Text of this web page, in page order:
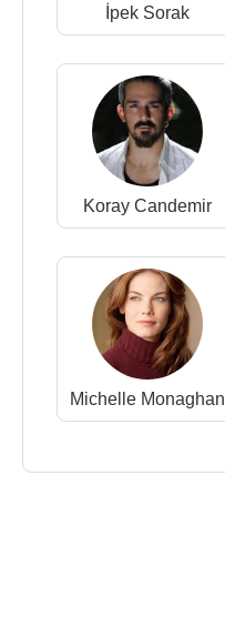
İpek Sorak
Koray Candemir
Michelle Monaghan